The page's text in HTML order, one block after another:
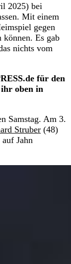
2025) bei
Mit einem
gegen
können. Es gab
nichts vom
für den
oben in
Samstag. Am 3.
Struber (48)
Jahn